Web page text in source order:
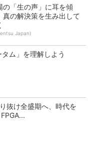
の「生の声」に耳を傾
真の解決策を生み出して
Japan)
ム」を理解しよう
抜け全盛期へ、時代を